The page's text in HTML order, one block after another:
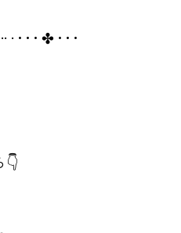
· • • • ✤ • • •